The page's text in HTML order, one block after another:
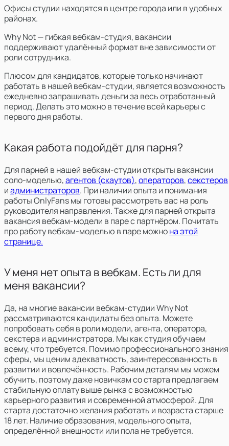
Офисы студии находятся в центре города или в удобных
районах.
Why Not — гибкая вебкам-студия, вакансии
поддерживают удалённый формат вне зависимости от
роли сотрудника.
Плюсом для кандидатов, которые только начинают
работать в нашей вебкам-студии, является возможность
ежедневно запрашивать деньги за весь отработанный
период. Делать это можно в течение всей карьеры с
первого дня работы.
Какая работа подойдёт для парня?
Для парней в нашей вебкам-студии открыты вакансии
соло-моделью,агентов (скаутов),операторов,секстеров
иадминистраторов. При наличии опыта и понимания
работы OnlyFans мы готовы рассмотреть вас на роль
руководителя направления. Также для парней открыта
вакансия вебкам-модели в паре с партнёром. Почитать
про работу вебкам-моделью в паре можнона этой
странице.
У меня нет опыта в вебкам. Есть ли для
меня вакансии?
Да, на многие вакансии вебкам-студии Why Not
рассматриваются кандидаты без опыта. Можете
попробовать себя в роли модели, агента, оператора,
секстера и администратора. Мы как студия обучаем
всему, что требуется. Помимо профессионального знания
сферы, мы ценим адекватность, заинтересованность в
развитии и вовлечённость. Рабочим деталям мы можем
обучить, поэтому даже новичкам со старта предлагаем
стабильную оплату выше рынка с возможностью
карьерного развития и современной атмосферой. Для
старта достаточно желания работать и возраста старше
18 лет. Наличие образования, модельного опыта,
определённой внешности или пола не требуется.